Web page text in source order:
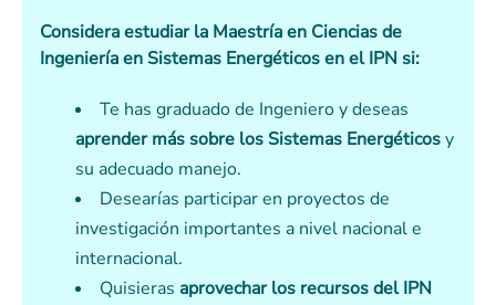
Considera estudiar la Maestría en Ciencias de
Ingeniería en Sistemas Energéticos en el IPN si:
Te has graduado de Ingeniero y deseas
aprender más sobre los Sistemas Energéticosy
su adecuado manejo.
Desearías participar en proyectos de
investigación importantes a nivel nacional e
internacional.
Quisieras aprovechar los recursos del IPN